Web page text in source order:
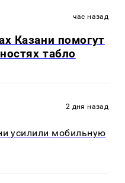
час назад
Казани помогут
табло
2 дня назад
усилили мобильную